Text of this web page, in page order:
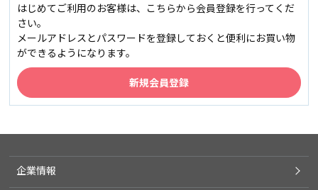
はじめてご利用のお客様は、こちらから会員登録を行ってくだ
さい。
メールアドレスとパスワードを登録しておくと便利にお買い物
ができるようになります。
企業情報